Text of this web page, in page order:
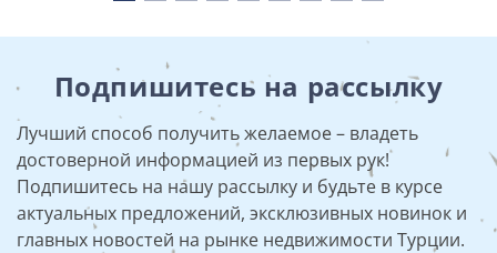
Подпишитесь на рассылку
Лучший способ получить желаемое – владеть
достоверной информацией из первых рук!
Подпишитесь на нашу рассылку и будьте в курсе
актуальных предложений, эксклюзивных новинок и
главных новостей на рынке недвижимости Турции.